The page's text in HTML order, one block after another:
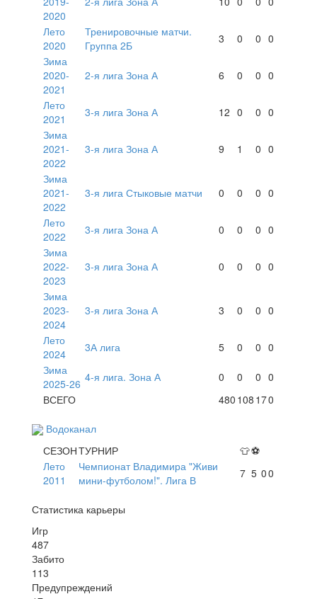
2020
Лето
2020
Тренировочные матчи.
Группа 2Б
3 0 0 0
Зима
2020-
2021
2-я лига Зона А 6 0 0 0
Лето
2021
3-я лига Зона А 12 0 0 0
Зима
2021-
2022
3-я лига Зона А 9 1 0 0
Зима
2021-
2022
3-я лига Стыковые матчи 0 0 0 0
Лето
2022
3-я лига Зона А 0 0 0 0
Зима
2022-
2023
3-я лига Зона А 0 0 0 0
Зима
2023-
2024
3-я лига Зона А 3 0 0 0
Лето
2024
3А лига 5 0 0 0
Зима
2025-26 4-я лига. Зона А 0 0 0 0
ВСЕГО
480 108 170
Водоканал
СЕЗОНТУРНИР 👕⚽
Лето
2011
Чемпионат Владимира "Живи
мини-футболом!". Лига В
7 5 00
Статистика карьеры
Игр
487
Забито
113
Предупреждений